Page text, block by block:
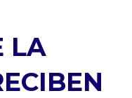
LA